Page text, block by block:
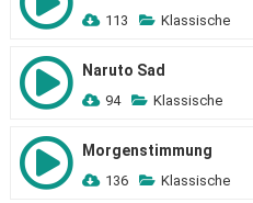
113 Klassische
Naruto Sad
94 Klassische
Morgenstimmung
136 Klassische